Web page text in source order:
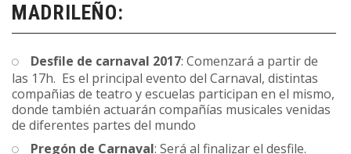
MADRILEÑO:
Desfile de carnaval 2017: Comenzará a partir de
las 17h. Es el principal evento del Carnaval, distintas
compañias de teatro y escuelas participan en el mismo,
donde también actuarán compañías musicales venidas
de diferentes partes del mundo
Pregón de Carnaval: Será al finalizar el desfile.